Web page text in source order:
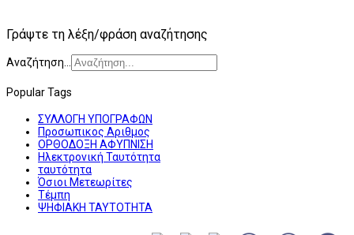
Γράψτε τη λέξη/φράση αναζήτησης
Αναζήτηση...
Popular Tags
ΣΥΛΛΟΓΗ ΥΠΟΓΡΑΦΩΝ
Προσωπικος Αριθμος
ΟΡΘΟΔΟΞΗ ΑΦΥΠΝΙΣΗ
Ηλεκτρονική Ταυτότητα
ταυτότητα
Όσιοι Μετεωρίτες
Τέμπη
ΨΗΦΙΑΚΗ ΤΑΥΤΟΤΗΤΑ